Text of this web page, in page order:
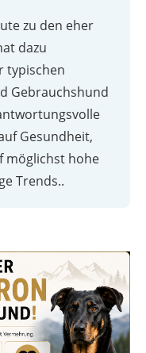
zu den eher
dazu
typischen
Gebrauchshund
Gesundheit,
möglichst hohe
Trends..